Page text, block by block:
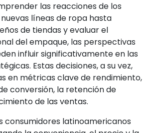
las reacciones de los
líneas de ropa hasta
de tiendas y evaluar el
del empaque, las perspectivas
influir significativamente en las
Estas decisiones, a su vez,
en métricas clave de rendimiento,
conversión, la retención de
de las ventas.
consumidores latinoamericanos